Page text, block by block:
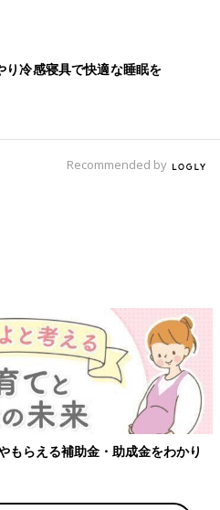
り冷感寝具で快適な睡眠を
Recommended by
もらえる補助金・助成金をわかり